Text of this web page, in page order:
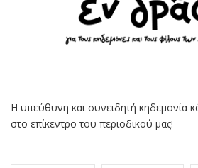
Η υπεύθυνη και συνειδητή κηδεμονία
στο επίκεντρο του περιοδικού μας!